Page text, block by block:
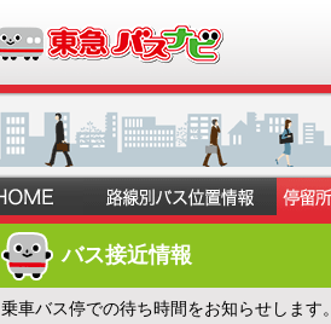
バス接近情報
乗車バス停での待ち時間をお知らせします。